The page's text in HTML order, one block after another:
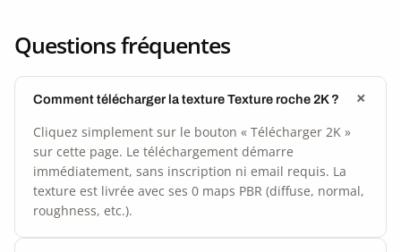
Questions fréquentes
Comment télécharger la texture Texture roche 2K ?
Cliquez simplement sur le bouton « Télécharger 2K »
sur cette page. Le téléchargement démarre
immédiatement, sans inscription ni email requis. La
texture est livrée avec ses 0 maps PBR (diffuse, normal,
roughness, etc.).